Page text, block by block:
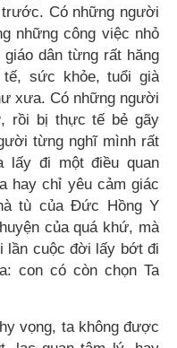
trước. Có những người
những công việc nhỏ
dân từng rất hăng
sức khỏe, tuổi già
xưa. Có những người
rồi bị thực tế bẻ gãy
từng nghĩ mình rất
lấy đi một điều quan
hay chỉ yêu cảm giác
tù của Đức Hồng Y
của quá khứ, mà
lần cuộc đời lấy bớt đi
con có còn chọn Ta
vọng, ta không được